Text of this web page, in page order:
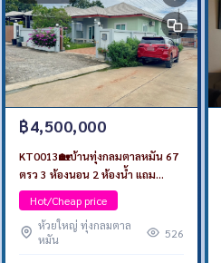
฿4,500,000
KT0013🏡บ้านทุ่งกลมตาลหมัน 67
ตรว 3 ห้องนอน 2 ห้องน้ำ แถม
เฟอร์นิเจอร์ สภาพดี หนองปรือ
บางละมุง ชลบุรี
Hot/Cheap price
ห้วยใหญ่ ทุ่งกลมตาล
หมัน
526